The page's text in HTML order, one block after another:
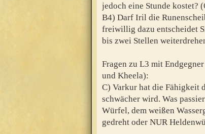
jedoch eine Stunde kostet?
B4) Darf Iril die
freiwillig dazu entscheidet
bis zwei Stellen
Fragen zu L3 mit
und Kheela):
C) Varkur hat die Fähigkeit
schwächer wird. Was
Würfel, dem weißen
gedreht oder NUR